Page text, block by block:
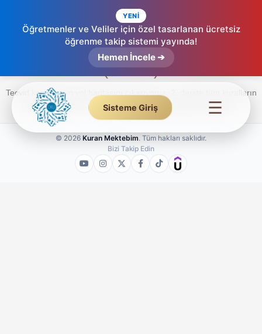
YENİ
Öğretmenler ve Veliler için özel tasarlanan ücretsiz
öğrenme takip sistemi yayında!
Hemen İncele ➔
Sisteme Giriş ☰
Tecvid’e Genel Bakış – Etkileşimli Tecvid
(2. Ders)
Tecvid konularının yol haritasını çıkarıyoruz. 2. derste tüm kuralların
genel şemasını ve mantığını videolu anlatımla inceleyin.
© 2026 Kuran Mektebim. Tüm hakları saklıdır.
Bizi Takip Edin